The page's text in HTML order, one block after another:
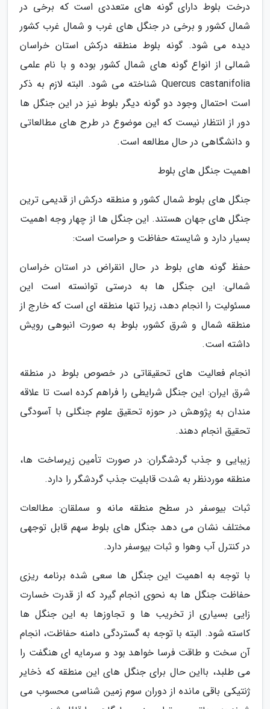
درخت بلوط دارای گونه های متعددی است که برخی در
شمال کشور و برخی در جنگل های غرب و شمال غرب کشور
دیده می شود. گونه بلوط منطقه درکش استان خراسان
شمالی از انواع گونه های شمال کشور بوده و با نام علمی
Quercus castanifolia شناخته می شود. البته لازم به ذکر
است احتمال وجود دو گونه دیگر بلوط نیز در این جنگل ها
دور از انتظار نیست که این موضوع در طرح های مطالعاتی
و دانشگاهی در حال مطالعه است.
اهمیت جنگل های بلوط
جنگل های بلوط شمال کشور و منطقه درکش از قدیمی ترین
جنگل های جهان هستند. این جنگل ها از چهار وجه اهمیت
بسیار دارد و شایسته حفاظت و حراست است:
حفظ گونه های بلوط در حال انقراض در استان خراسان
شمالی: این جنگل ها به درستی توانسته است این
مسئولیت را انجام دهد، زیرا تنها منطقه ای است که خارج از
منطقه شمال و شرق کشور، بلوط به صورت انبوهی رویش
داشته است.
انجام فعالیت های تحقیقاتی در خصوص بلوط در منطقه
شرق ایران: این جنگل شرایطی را فراهم کرده است تا علاقه
مندان به پژوهش در حوزه تحقیق علوم جنگلی با آسودگی
تحقیق انجام دهند.
زیبایی و جذب گردشگران: در صورت تأمین زیرساخت ها،
منطقه موردنظر به شدت قابلیت جذب گردشگر را دارد.
ثبات بیوسفر در سطح منطقه مانه و سملقان: مطالعات
مختلف نشان می دهد جنگل های بلوط سهم قابل توجهی
در کنترل آب وهوا و ثبات بیوسفر دارد.
با توجه به اهمیت این جنگل ها سعی شده برنامه ریزی
حفاظت جنگل ها به نحوی انجام گیرد که از قدرت خسارت
زایی بسیاری از تخریب ها و تجاوزها به این جنگل ها
کاسته شود. البته با توجه به گستردگی دامنه حفاظت، انجام
آن سخت و طاقت فرسا خواهد بود و سرمایه ای هنگفت را
می طلبد، بااین حال برای جنگل های این منطقه که ذخایر
ژنتیکی باقی مانده از دوران سوم زمین شناسی محسوب می